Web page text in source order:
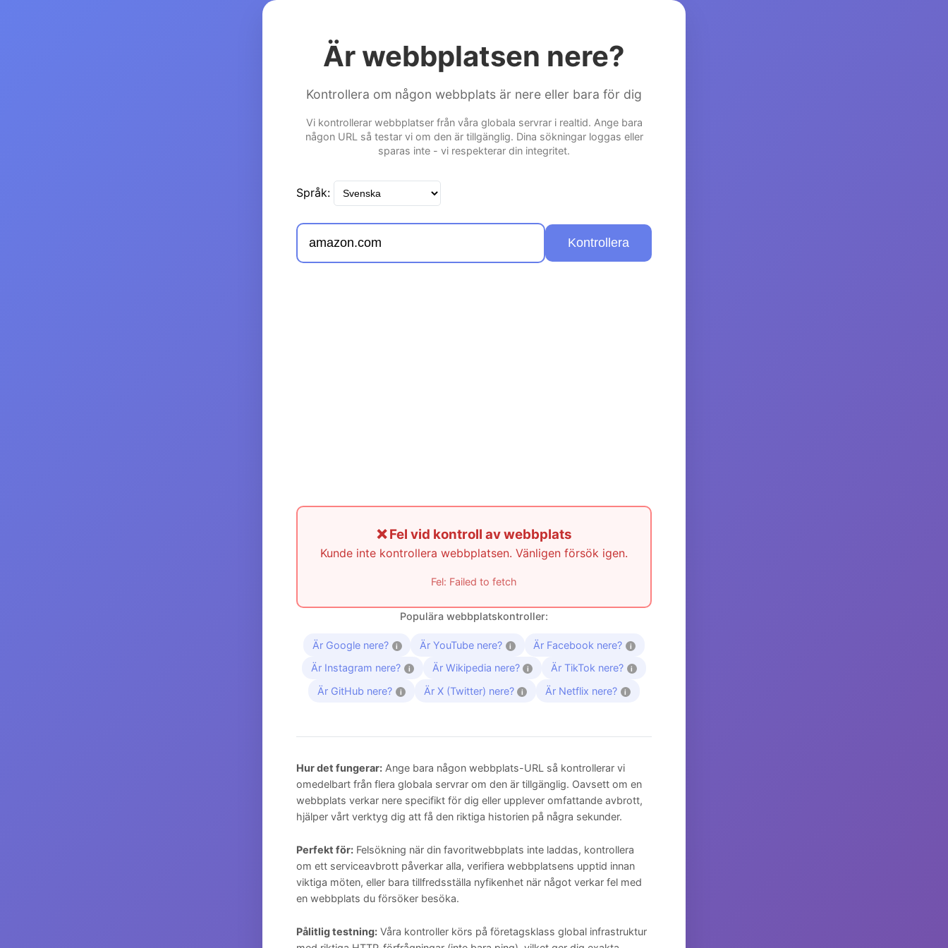
Är webbplatsen nere?
Kontrollera om någon webbplats är nere eller bara för dig
Vi kontrollerar webbplatser från våra globala servrar i realtid. Ange bara
någon URL så testar vi om den är tillgänglig. Dina sökningar loggas eller
sparas inte - vi respekterar din integritet.
Språk:
Kontrollera
❌ Fel vid kontroll av webbplats
Kunde inte kontrollera webbplatsen. Vänligen försök igen.
Fel: Failed to fetch
Populära webbplatskontroller:
Är Google nere? i Är YouTube nere? i Är Facebook nere? i
Är Instagram nere? i Är Wikipedia nere? i Är TikTok nere? i
Är GitHub nere? i Är X (Twitter) nere? i Är Netflix nere? i
Hur det fungerar: Ange bara någon webbplats-URL så kontrollerar vi
omedelbart från flera globala servrar om den är tillgänglig. Oavsett om en
webbplats verkar nere specifikt för dig eller upplever omfattande avbrott,
hjälper vårt verktyg dig att få den riktiga historien på några sekunder.
Perfekt för: Felsökning när din favoritwebbplats inte laddas, kontrollera
om ett serviceavbrott påverkar alla, verifiera webbplatsens upptid innan
viktiga möten, eller bara tillfredsställa nyfikenhet när något verkar fel med
en webbplats du försöker besöka.
Pålitlig testning: Våra kontroller körs på företagsklass global infrastruktur